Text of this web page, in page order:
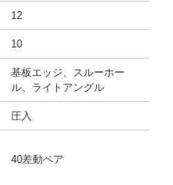
12
10
基板エッジ、スルーホー
ル、ライトアングル
圧入
40差動ペア